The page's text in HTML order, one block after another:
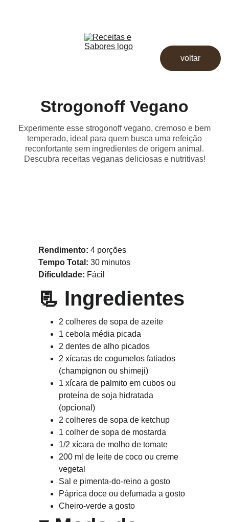
voltar
Strogonoff Vegano
Experimente esse strogonoff vegano, cremoso e bem
temperado, ideal para quem busca uma refeição
reconfortante sem ingredientes de origem animal.
Descubra receitas veganas deliciosas e nutritivas!
Rendimento: 4 porções
Tempo Total: 30 minutos
Dificuldade: Fácil
📃 Ingredientes
2 colheres de sopa de azeite
1 cebola média picada
2 dentes de alho picados
2 xícaras de cogumelos fatiados
(champignon ou shimeji)
1 xícara de palmito em cubos ou
proteína de soja hidratada
(opcional)
2 colheres de sopa de ketchup
1 colher de sopa de mostarda
1/2 xícara de molho de tomate
200 ml de leite de coco ou creme
vegetal
Sal e pimenta-do-reino a gosto
Páprica doce ou defumada a gosto
Cheiro-verde a gosto